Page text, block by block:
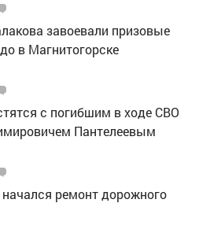
завоевали призовые
в Магнитогорске
с погибшим в ходе СВО
Пантелеевым
ремонт дорожного